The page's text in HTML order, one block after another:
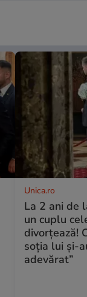
Unica.ro
La 2 ani de
un cuplu
divorțează!
soția lui și-
adevărat”